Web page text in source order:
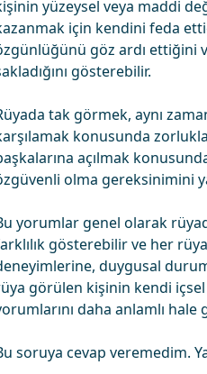
yüzeysel veya maddi
için kendini feda
göz ardı ettiğini
gösterebilir.
tak görmek, aynı
konusunda
açılmak
olma gereksinimini
yorumlar genel olarak
gösterebilir ve her
duygusal
görülen kişinin kendi
daha anlamlı hale
soruya cevap veremedim.